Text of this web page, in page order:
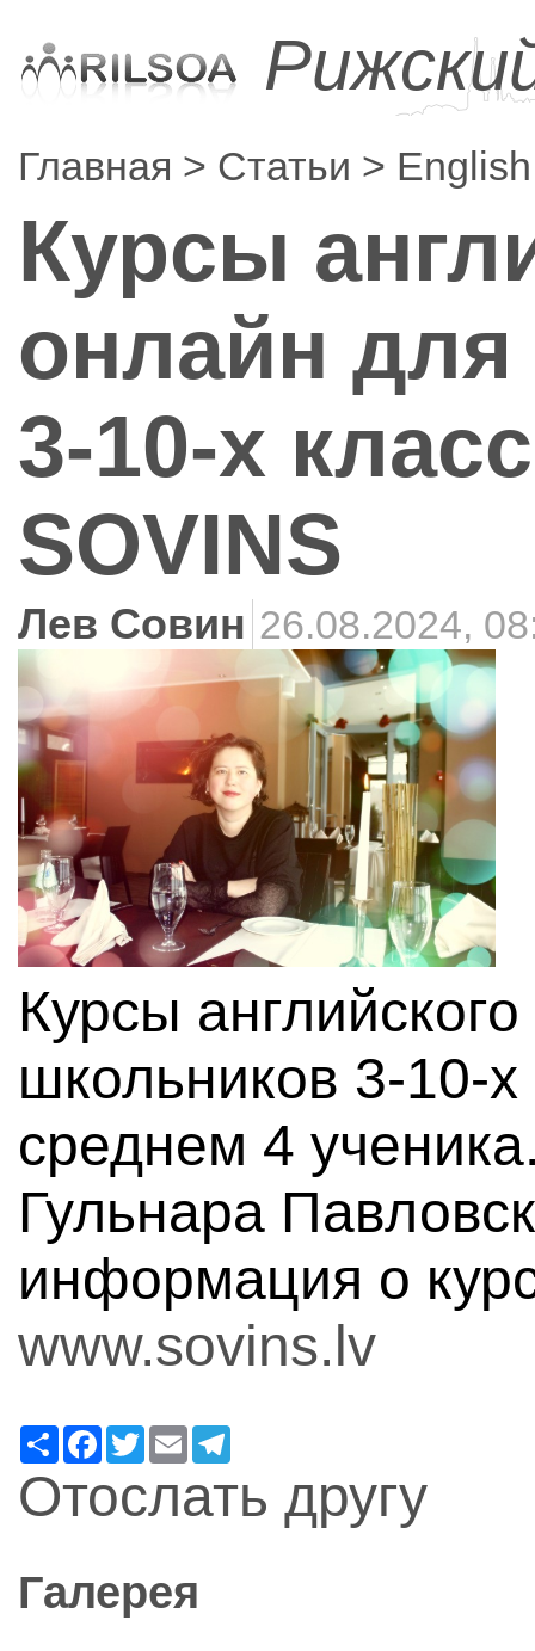
Главная Статьи English
Курсы
онлайн
3-10-х
SOVINS
Лев Совин 26.08.2024,
Курсы
школьников 3-10-х
среднем 4
Гульнара
информация о
www.sovins.lv
Ресурс
Facebook
Twitter
Email
Отослать другу
Галерея